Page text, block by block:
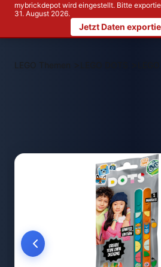
mybrickdepot wird eingestellt. Bitte
31. August 2026.
Jetzt Daten
LEGO Themen >